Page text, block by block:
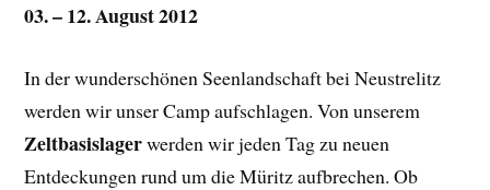
03. – 12. August 2012
In der wunderschönen Seenlandschaft bei Neustrelitz
werden wir unser Camp aufschlagen. Von unserem
Zeltbasislagerwerden wir jeden Tag zu neuen
Entdeckungen rund um die Müritz aufbrechen. Ob